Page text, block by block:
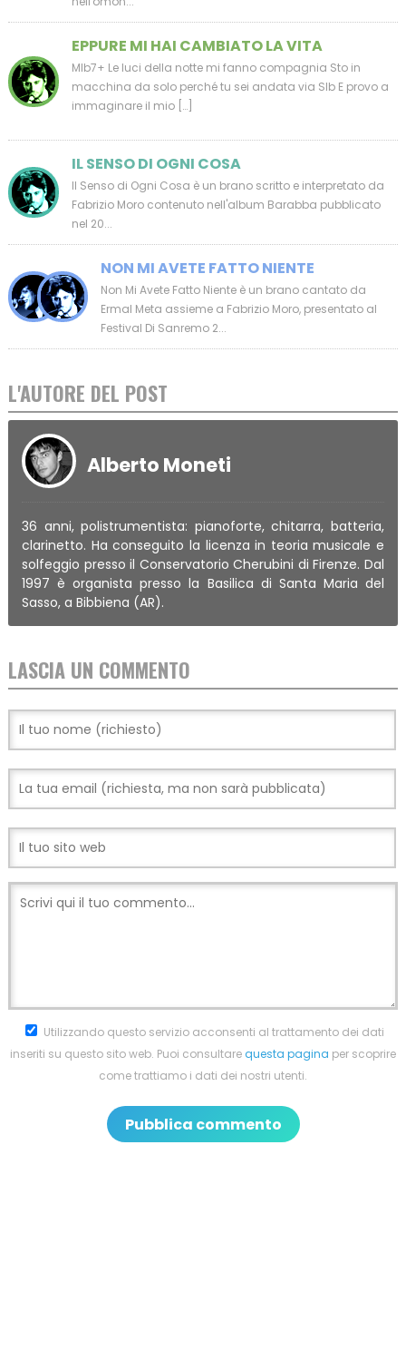
EPPURE MI HAI CAMBIATO LA VITA
MIb7+ Le luci della notte mi fanno compagnia Sto in
macchina da solo perché tu sei andata via SIb E provo a
immaginare il mio […]
IL SENSO DI OGNI COSA
Il Senso di Ogni Cosa è un brano scritto e interpretato da
Fabrizio Moro contenuto nell'album Barabba pubblicato
nel 20...
NON MI AVETE FATTO NIENTE
Non Mi Avete Fatto Niente è un brano cantato da
Ermal Meta assieme a Fabrizio Moro, presentato al
Festival Di Sanremo 2...
L'AUTORE DEL POST
Alberto Moneti
36 anni, polistrumentista: pianoforte, chitarra, batteria,
clarinetto. Ha conseguito la licenza in teoria musicale e
solfeggio presso il Conservatorio Cherubini di Firenze. Dal
1997 è organista presso la Basilica di Santa Maria del
Sasso, a Bibbiena (AR).
LASCIA UN COMMENTO
Utilizzando questo servizio acconsenti al trattamento dei dati
inseriti su questo sito web. Puoi consultarequesta pagina per scoprire
come trattiamo i dati dei nostri utenti.